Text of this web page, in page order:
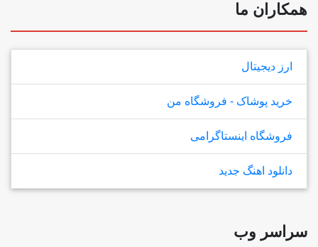
همکاران ما
ارز دیجیتال
خرید پوشاک - فروشگاه من
فروشگاه اینستاگرامی
دانلود اهنگ جدید
سراسر وب